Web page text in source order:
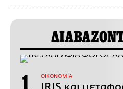
ΟΙΚΟΝΟΜΙΑ